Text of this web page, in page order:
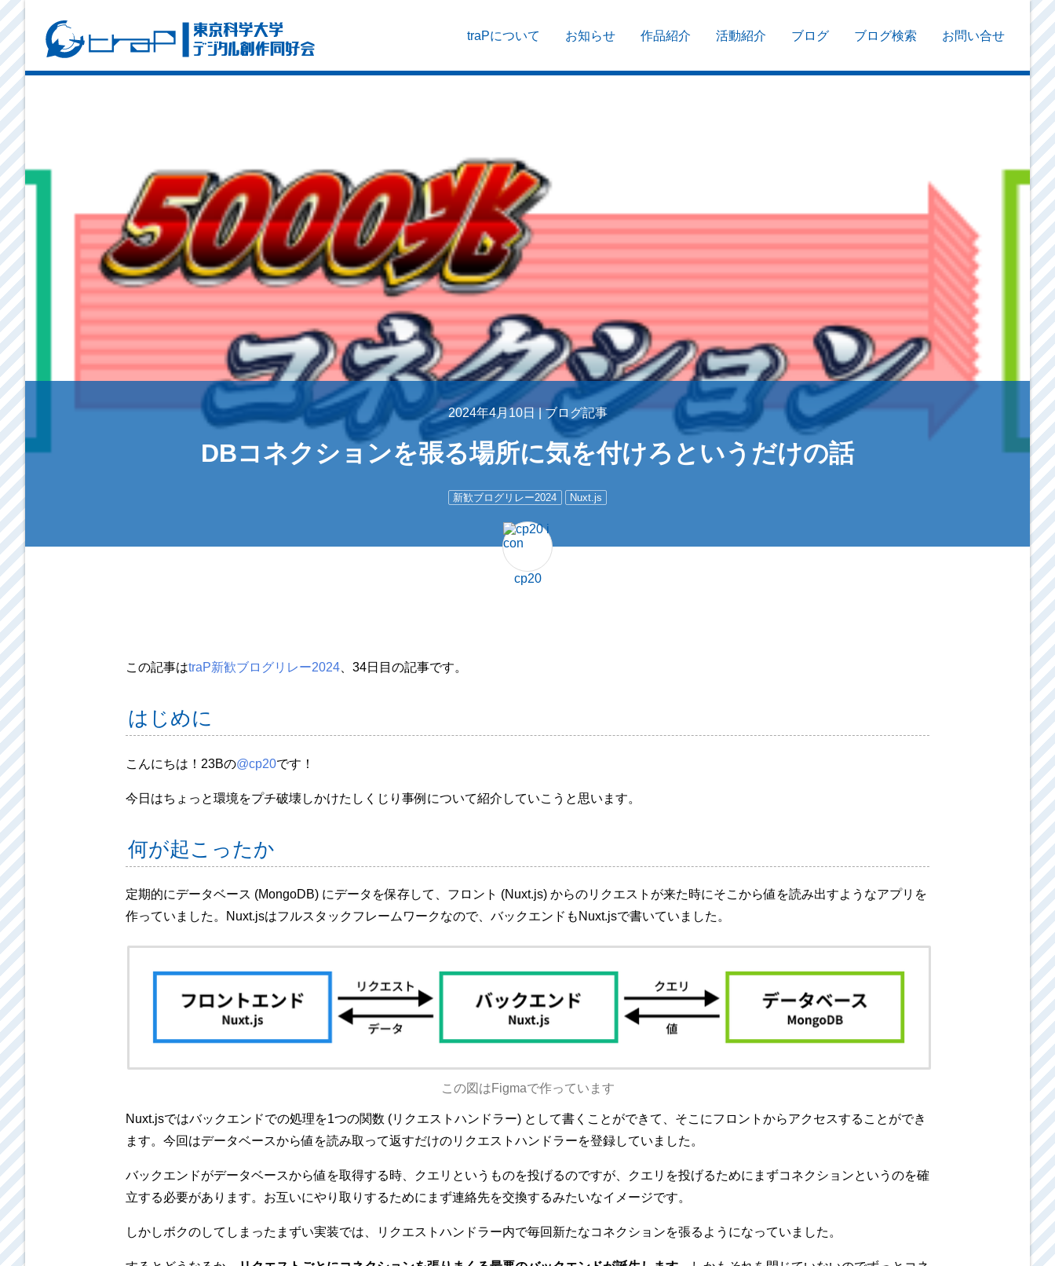
traPについて お知らせ 作品紹介 活動紹介 ブログ ブログ検索 お問い合せ
2024年4月10日 | ブログ記事
DBコネクションを張る場所に気を付けろというだけの話
新歓ブログリレー2024 Nuxt.js
cp20
この記事はtraP新歓ブログリレー2024 、34日目の記事です。
はじめに
こんにちは！23Bの@cp20です！
今日はちょっと環境をプチ破壊しかけたしくじり事例について紹介していこうと思います。
何が起こったか
定期的にデータベース (MongoDB) にデータを保存して、フロント (Nuxt.js) からのリクエストが来た時にそこから値を読み出すようなアプリを
作っていました。Nuxt.jsはフルスタックフレームワークなので、バックエンドもNuxt.jsで書いていました。
この図はFigmaで作っています
Nuxt.jsではバックエンドでの処理を1つの関数 (リクエストハンドラー) として書くことができて、そこにフロントからアクセスすることができ
ます。今回はデータベースから値を読み取って返すだけのリクエストハンドラーを登録していました。
バックエンドがデータベースから値を取得する時、クエリというものを投げるのですが、クエリを投げるためにまずコネクションというのを確
立する必要があります。お互いにやり取りするためにまず連絡先を交換するみたいなイメージです。
しかしボクのしてしまったまずい実装では、リクエストハンドラー内で毎回新たなコネクションを張るようになっていました。